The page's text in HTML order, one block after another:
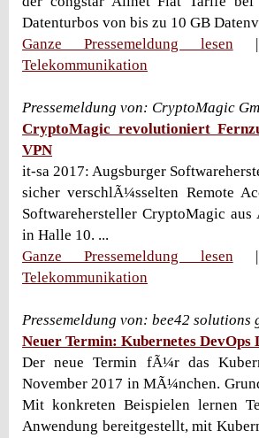
Datenturbos von bis zu 10 GB
Ganze Pressemeldung lesen|
Telekommunikation
Pressemeldung von: CryptoMagic
CryptoMagic revolutioniert
VPN
it-sa 2017: Augsburger
sicher verschlÃ¼sselten Remote
Softwarehersteller CryptoMagic
in Halle 10. ...
Ganze Pressemeldung lesen|
Telekommunikation
Pressemeldung von: bee42
Neuer Termin: Kubernetes
Der neue Termin fÃ¼r das
November 2017 in MÃ¼nchen.
Mit konkreten Beispielen lernen
Anwendung bereitgestellt, mit